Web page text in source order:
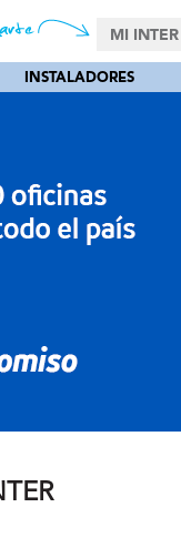
MI INTER
INSTALADORES